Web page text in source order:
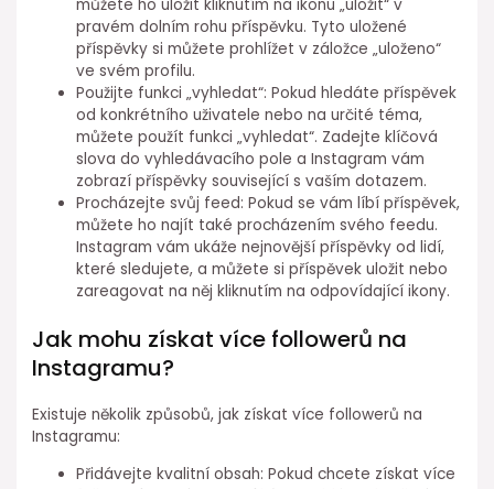
můžete ho uložit kliknutím na ikonu „uložit“ v
pravém dolním rohu příspěvku. Tyto uložené
příspěvky si můžete prohlížet v záložce „uloženo“
ve svém profilu.
Použijte funkci „vyhledat“: Pokud hledáte příspěvek
od konkrétního uživatele nebo na určité téma,
můžete použít funkci „vyhledat“. Zadejte klíčová
slova do vyhledávacího pole a Instagram vám
zobrazí příspěvky související s vaším dotazem.
Procházejte svůj feed: Pokud se vám líbí příspěvek,
můžete ho najít také procházením svého feedu.
Instagram vám ukáže nejnovější příspěvky od lidí,
které sledujete, a můžete si příspěvek uložit nebo
zareagovat na něj kliknutím na odpovídající ikony.
Jak mohu získat více followerů na
Instagramu?
Existuje několik způsobů, jak získat více followerů na
Instagramu:
Přidávejte kvalitní obsah: Pokud chcete získat více